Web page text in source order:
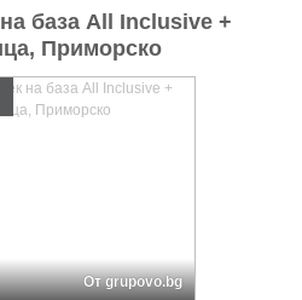
база All Inclusive +
Приморско
От grupovo.bg